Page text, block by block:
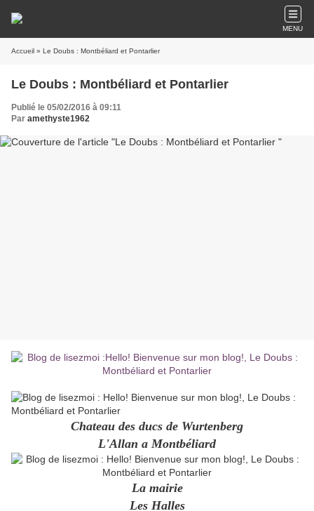
MENU
Accueil » Le Doubs : Montbéliard et Pontarlier
Le Doubs : Montbéliard et Pontarlier
Publié le 05/02/2016 à 09:11
Par amethyste1962
Chateau des ducs de Wurtenberg
L'Allan a Montbéliard
La mairie
Les Halles